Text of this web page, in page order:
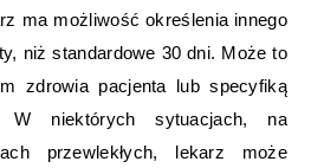
ma możliwość określenia innego
niż standardowe 30 dni. Może to
zdrowia pacjenta lub specyfiką
W niektórych sytuacjach, na
przewlekłych, lekarz może